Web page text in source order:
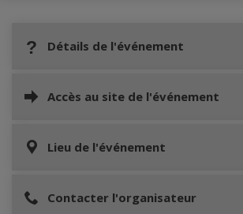
Détails de l'événement
Accès au site de l'événement
Lieu de l'événement
Contacter l'organisateur